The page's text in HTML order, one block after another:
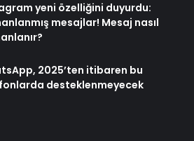
yeni özelliğini duyurdu:
mesajlar! Mesaj nasıl
2025’ten itibaren bu
desteklenmeyecek